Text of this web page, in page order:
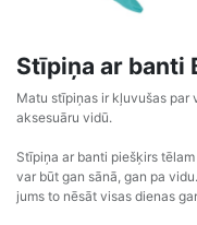
Stīpiņa ar banti
Matu stīpiņas ir kļuvušas par
aksesuāru vidū.
Stīpiņa ar banti piešķirs
var būt gan sānā, gan pa
jums to nēsāt visas dienas